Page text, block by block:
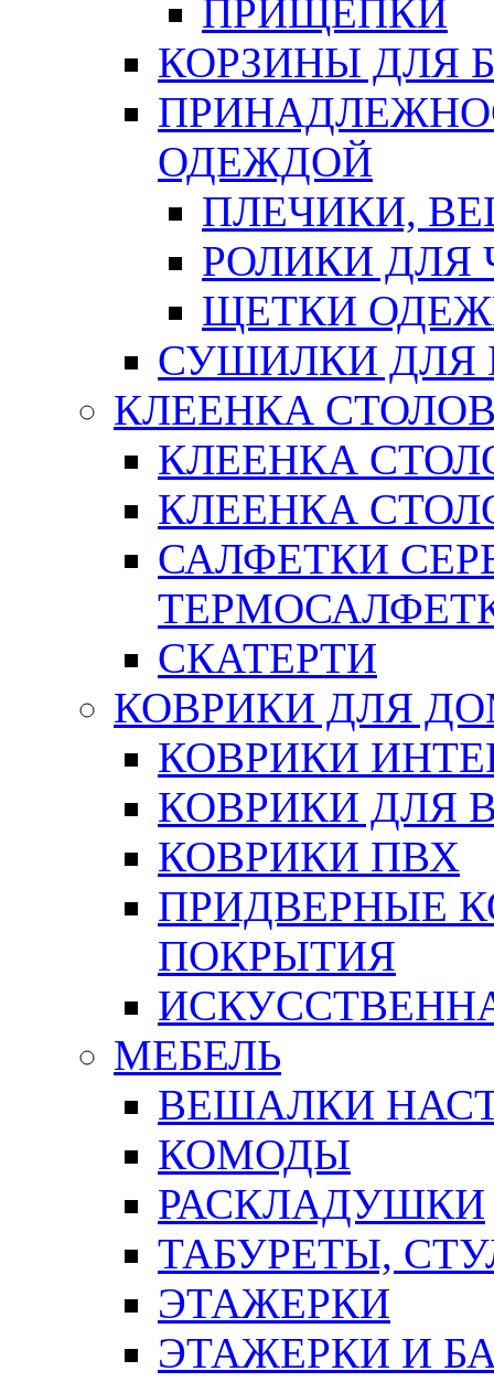
ПРИЩЕПКИ
КОРЗИНЫ ДЛЯ
ОДЕЖДОЙ
ПЛЕЧИКИ,
РОЛИКИ ДЛЯ
ЩЕТКИ
СУШИЛКИ ДЛЯ
КЛЕЕНКА
КЛЕЕНКА
КЛЕЕНКА
САЛФЕТКИ
СКАТЕРТИ
КОВРИКИ ДЛЯ
КОВРИКИ
КОВРИКИ ДЛЯ
КОВРИКИ ПВХ
ПРИДВЕРНЫЕ
ПОКРЫТИЯ
МЕБЕЛЬ
ВЕШАЛКИ
КОМОДЫ
РАСКЛАДУШКИ
ТАБУРЕТЫ,
ЭТАЖЕРКИ
ЭТАЖЕРКИ И